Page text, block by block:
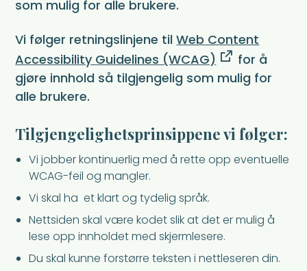
som mulig for alle brukere.
Vi følger retningslinjene tilWeb Content
Accessibility Guidelines (WCAG)
for å
gjøre innhold så tilgjengelig som mulig for
alle brukere.
Tilgjengelighetsprinsippene vi følger:
Vi jobber kontinuerlig med å rette opp eventuelle
WCAG-feil og mangler.
Vi skal ha et klart og tydelig språk.
Nettsiden skal være kodet slik at det er mulig å
lese opp innholdet med skjermlesere.
Du skal kunne forstørre teksten i nettleseren din.